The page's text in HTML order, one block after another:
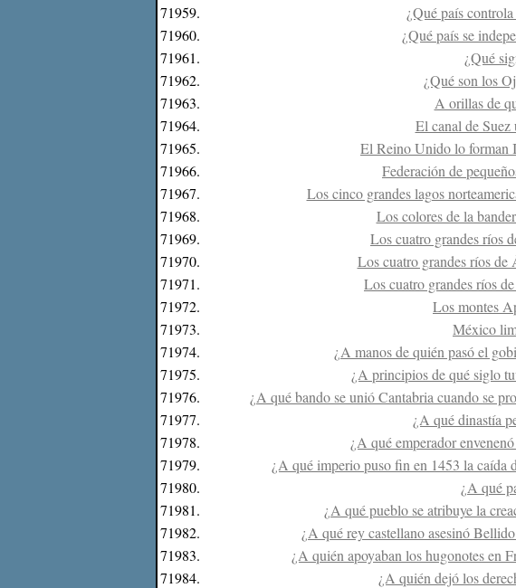
71959.
¿Qué país
71960.
¿Qué país se
71961.
¿Qué
71962.
¿Qué son los
71963.
A orillas de
71964.
El canal de
71965.
El Reino Unido lo forman
71966.
Federación de
71967.
Los cinco grandes lagos
71968.
Los colores de la
71969.
Los cuatro grandes ríos
71970.
Los cuatro grandes ríos
71971.
Los cuatro grandes ríos
71972.
Los montes
71973.
México
71974.
¿A manos de quién pasó el
71975.
¿A principios de qué siglo
71976.
¿A qué bando se unió Cantabria cuando se
71977.
¿A qué dinastía
71978.
¿A qué emperador
71979.
¿A qué imperio puso fin en 1453 la caída
71980.
¿A qué
71981.
¿A qué pueblo se atribuye la
71982.
¿A qué rey castellano asesinó
71983.
¿A quién apoyaban los hugonotes en
71984.
¿A quién dejó los